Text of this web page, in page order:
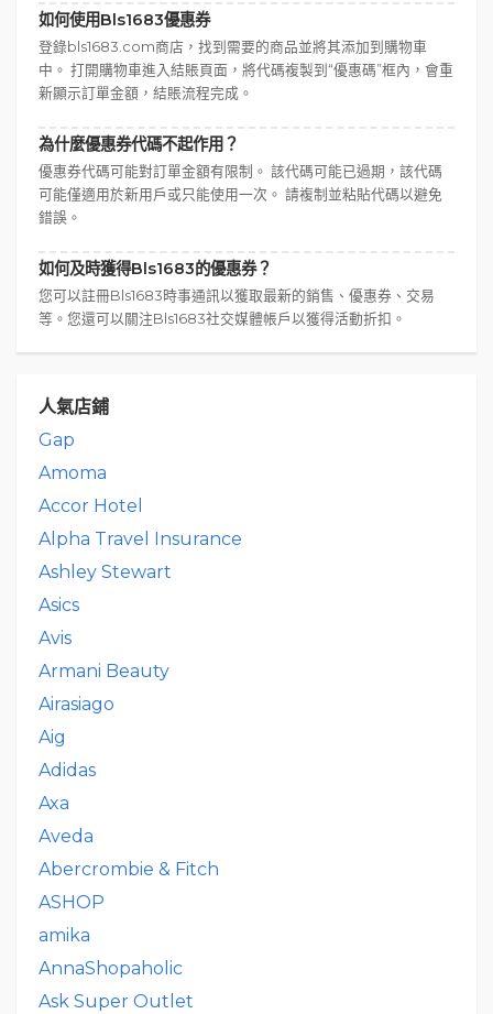
如何使用Bls1683優惠券
登錄bls1683.com商店，找到需要的商品並將其添加到購物車
中。 打開購物車進入結賬頁面，將代碼複製到“優惠碼”框內，會重
新顯示訂單金額，結賬流程完成。
為什麼優惠券代碼不起作用？
優惠券代碼可能對訂單金額有限制。 該代碼可能已過期，該代碼
可能僅適用於新用戶或只能使用一次。 請複制並粘貼代碼以避免
錯誤。
如何及時獲得Bls1683的優惠券？
您可以註冊Bls1683時事通訊以獲取最新的銷售、優惠券、交易
等。您還可以關注Bls1683社交媒體帳戶以獲得活動折扣。
人氣店鋪
Gap
Amoma
Accor Hotel
Alpha Travel Insurance
Ashley Stewart
Asics
Avis
Armani Beauty
Airasiago
Aig
Adidas
Axa
Aveda
Abercrombie & Fitch
ASHOP
amika
AnnaShopaholic
Ask Super Outlet